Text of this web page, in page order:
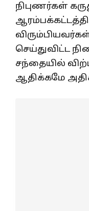
நிபுணர்கள்
செய்துவிட்ட
சந்தையில்
ஆதிக்கமே